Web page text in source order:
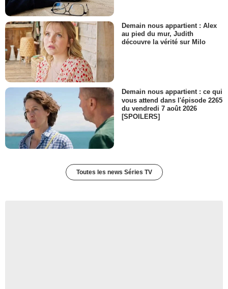
Demain nous appartient : Alex
au pied du mur, Judith
découvre la vérité sur Milo
Demain nous appartient : ce qui
vous attend dans l'épisode 2265
du vendredi 7 août 2026
[SPOILERS]
Toutes les news Séries TV